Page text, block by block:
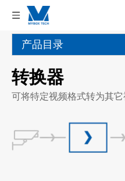
产品目录
转换器
可将特定视频格式转为其